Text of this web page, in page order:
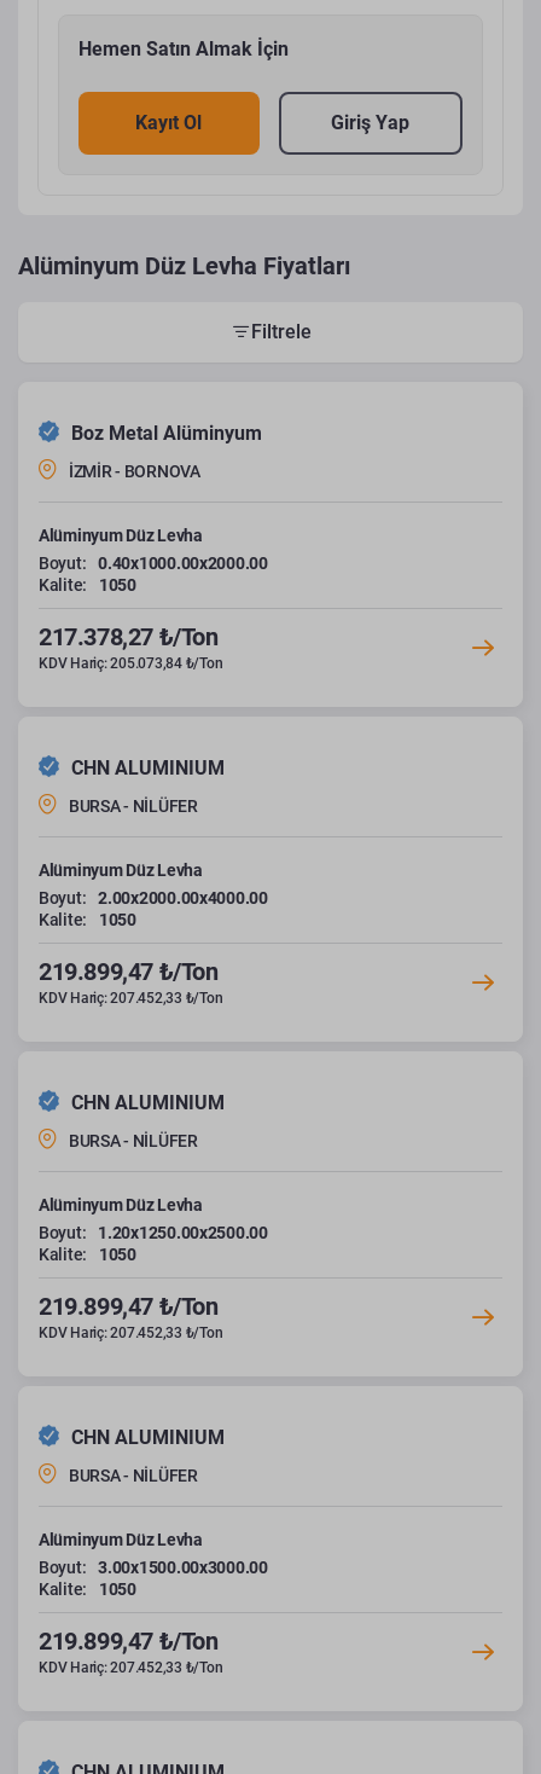
Hemen Satın Almak İçin
Kayıt Ol Giriş Yap
Alüminyum Düz Levha Fiyatları
Filtrele
Boz Metal Alüminyum
İZMİR - BORNOVA
Alüminyum Düz Levha
Boyut:
0.40x1000.00x2000.00
Kalite:
1050
217.378,27 ₺/Ton
KDV Hariç: 205.073,84 ₺/Ton
CHN ALUMINIUM
BURSA - NİLÜFER
Alüminyum Düz Levha
Boyut:
2.00x2000.00x4000.00
Kalite:
1050
219.899,47 ₺/Ton
KDV Hariç: 207.452,33 ₺/Ton
CHN ALUMINIUM
BURSA - NİLÜFER
Alüminyum Düz Levha
Boyut:
1.20x1250.00x2500.00
Kalite:
1050
219.899,47 ₺/Ton
KDV Hariç: 207.452,33 ₺/Ton
CHN ALUMINIUM
BURSA - NİLÜFER
Alüminyum Düz Levha
Boyut:
3.00x1500.00x3000.00
Kalite:
1050
219.899,47 ₺/Ton
KDV Hariç: 207.452,33 ₺/Ton